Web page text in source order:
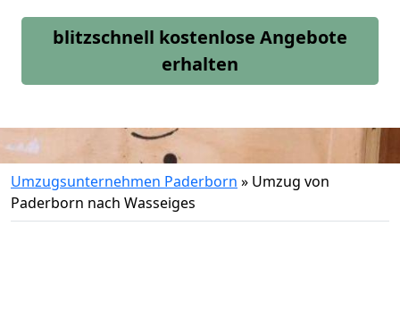
blitzschnell kostenlose Angebote
erhalten
Umzugsunternehmen Paderborn » Umzug von
Paderborn nach Wasseiges